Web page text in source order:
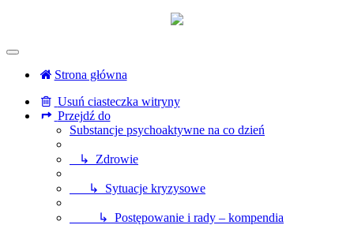
Strona główna
Usuń ciasteczka witryny
Przejdź do
Substancje psychoaktywne na co dzień
↳ Zdrowie
↳ Sytuacje kryzysowe
↳ Postępowanie i rady – kompendia